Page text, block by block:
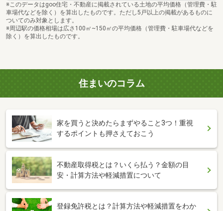
※このデータはgoo住宅・不動産に掲載されている土地の平均価格（管理費・駐
車場代などを除く）を算出したものです。ただし5戸以上の掲載があるものに
ついてのみ対象とします。
※周辺駅の価格相場は広さ100㎡~150㎡の平均価格（管理費・駐車場代などを
除く）を算出したものです。
住まいのコラム
家を買うと決めたらまずやること3つ！重視
するポイントも押さえておこう
不動産取得税とは？いくら払う？金額の目
安・計算方法や軽減措置について
登録免許税とは？計算方法や軽減措置をわか